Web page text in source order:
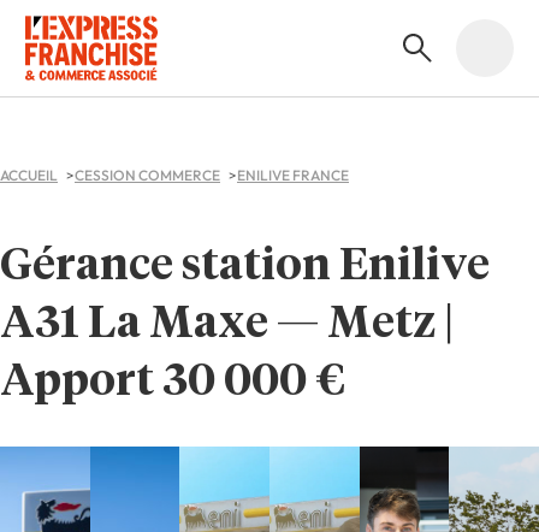
ACCUEIL CESSION COMMERCE ENILIVE FRANCE
Gérance station Enilive
A31 La Maxe — Metz |
Apport 30 000 €